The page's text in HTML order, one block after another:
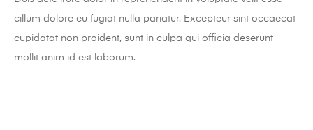
cillum dolore eu fugiat nulla pariatur. Excepteur sint occaecat
cupidatat non proident, sunt in culpa qui officia deserunt
mollit anim id est laborum.